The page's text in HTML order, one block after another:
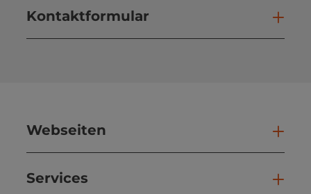
Kontaktformular
Webseiten
Services